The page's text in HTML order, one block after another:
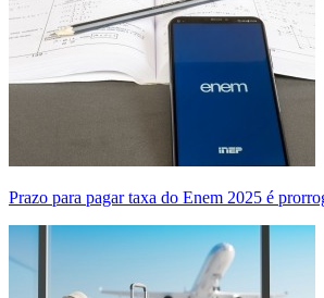
Prazo para pagar taxa do Enem 2025 é